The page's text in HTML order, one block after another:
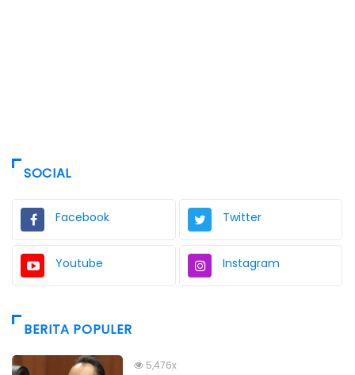
SOCIAL
Facebook Twitter
Youtube Instagram
BERITA POPULER
5,476x